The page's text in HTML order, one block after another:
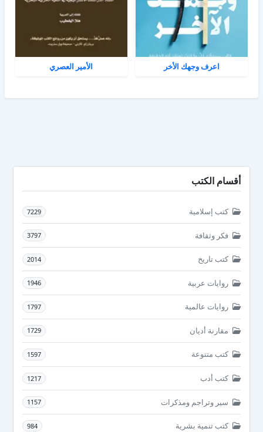
اعرف وجهك الأخر الأمير العصري
أقسام الكتب
كتب إسلامية 7229
فكر وثقافة 3797
كتب تاريخ 2014
روايات عربية 1946
روايات عالمية 1797
مقارنة أديان 1729
كتب متنوعة 1597
كتب أدب 1217
سير وتراجم ومذكرات 1157
كتب تنمية بشرية 984